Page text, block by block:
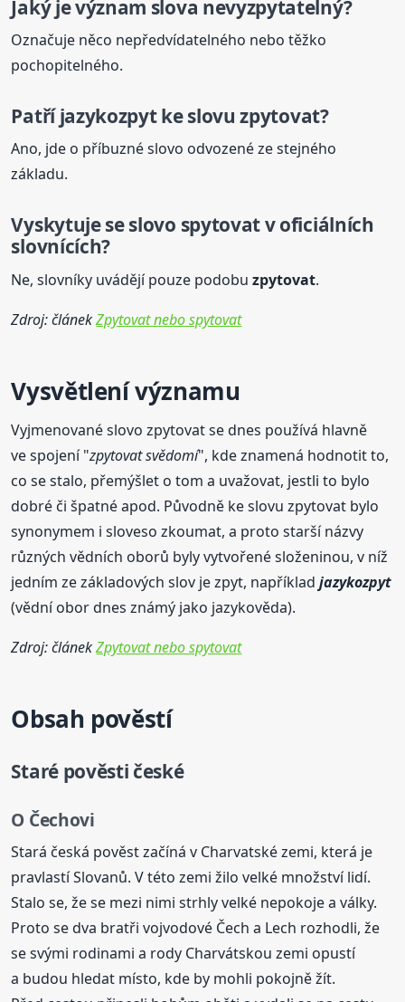
Jaký je význam slova nevyzpytatelný?
Označuje něco nepředvídatelného nebo těžko
pochopitelného.
Patříjazykozpytke slovu zpytovat?
Ano, jde o příbuzné slovo odvozené ze stejného
základu.
Vyskytuje se slovo spytovat v oficiálních
slovnících?
Ne, slovníky uvádějí pouze podobuzpytovat.
Zdroj: článekZpytovat nebo spytovat
Vysvětlení významu
Vyjmenované slovo zpytovat se dnes používá hlavně
ve spojení "zpytovat svědomí", kde znamená hodnotit to,
co se stalo, přemýšlet o tom a uvažovat, jestli to bylo
dobré či špatné apod. Původně ke slovu zpytovat bylo
synonymem i sloveso zkoumat, a proto starší názvy
různých vědních oborů byly vytvořené složeninou, v níž
jedním ze základových slov je zpyt, napříkladjazykozpyt
(vědní obor dnes známý jako jazykověda).
Zdroj: článekZpytovat nebo spytovat
Obsah pověstí
Staré pověsti české
O Čechovi
Stará česká pověst začíná v Charvatské zemi, která je
pravlastí Slovanů. V této zemi žilo velké množství lidí.
Stalo se, že se mezi nimi strhly velké nepokoje a války.
Proto se dva bratři vojvodové Čech a Lech rozhodli, že
se svými rodinami a rody Charvátskou zemi opustí
a budou hledat místo, kde by mohli pokojně žít.